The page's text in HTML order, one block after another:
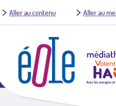
Aller au contenu Aller au